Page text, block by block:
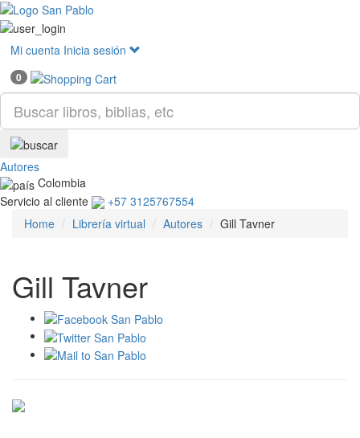
Mi cuenta Inicia sesión
0
Autores
Colombia
Servicio al cliente
+57 3125767554
Home
Librería virtual Autores Gill Tavner
Gill Tavner